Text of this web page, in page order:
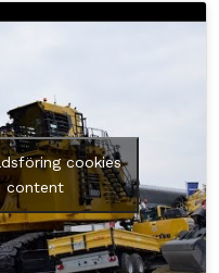
cookies
content